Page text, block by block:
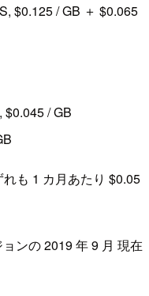
$0.125 / GB ＋ $0.065
$0.045 / GB
も 1 カ月あたり $0.05
ンの 2019 年 9 月 現在